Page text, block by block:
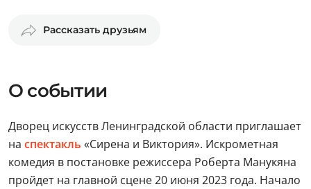
Рассказать друзьям
О событии
Дворец искусств Ленинградской области приглашает
на спектакль «Сирена и Виктория». Искрометная
комедия в постановке режиссера Роберта Манукяна
пройдет на главной сцене 20 июня 2023 года. Начало